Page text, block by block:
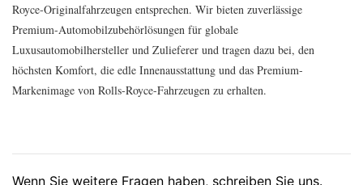
Royce-Originalfahrzeugen entsprechen. Wir bieten zuverlässige
Premium-Automobilzubehörlösungen für globale
Luxusautomobilhersteller und Zulieferer und tragen dazu bei, den
höchsten Komfort, die edle Innenausstattung und das Premium-
Markenimage von Rolls-Royce-Fahrzeugen zu erhalten.
Wenn Sie weitere Fragen haben, schreiben Sie uns.